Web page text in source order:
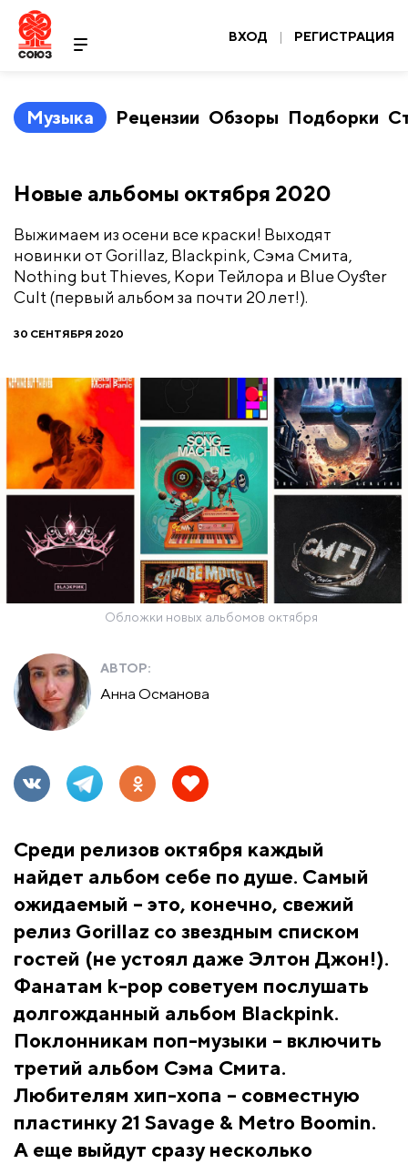
ВХОД | РЕГИСТРАЦИЯ
Музыка Рецензии Обзоры Подборки
​Новые альбомы октября 2020
Выжимаем из осени все краски! Выходят
новинки от Gorillaz, Blackpink, Сэма Смита,
Nothing but Thieves, Кори Тейлора и Blue Oyster
Cult (первый альбом за почти 20 лет!).
30 СЕНТЯБРЯ 2020
Обложки новых альбомов октября
АВТОР:
Анна Османова
Среди релизов октября каждый
найдет альбом себе по душе. Самый
ожидаемый – это, конечно, свежий
релиз Gorillaz со звездным списком
гостей (не устоял даже Элтон Джон!).
Фанатам k-pop советуем послушать
долгожданный альбом Blackpink.
Поклонникам поп-музыки – включить
третий альбом Сэма Смита.
Любителям хип-хопа – совместную
пластинку 21 Savage & Metro Boomin.
А еще выйдут сразу несколько